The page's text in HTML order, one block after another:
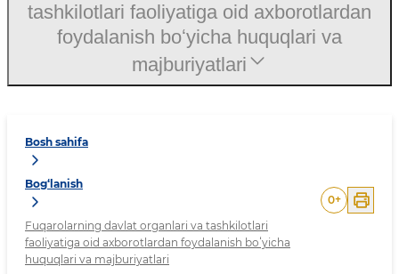
Bosh sahifa
Bog‘lanish
Fuqarolarning davlat organlari va tashkilotlari
faoliyatiga oid axborotlardan foydalanish boʻyicha
huquqlari va majburiyatlari
0+
tashkilotlari faoliyatiga oid axborotlardan
foydalanish boʻyicha huquqlari va
majburiyatlari